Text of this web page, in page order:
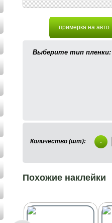
примерка на авто
Выберите тип пленки:
Количество (шт): -
Похожие наклейки